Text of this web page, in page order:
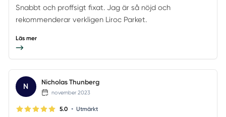
Snabbt och proffsigt fixat. Jag är så nöjd och
rekommenderar verkligen Liroc Parket.
Läs mer
N Nicholas Thunberg
november 2023
5.0 • Utmärkt